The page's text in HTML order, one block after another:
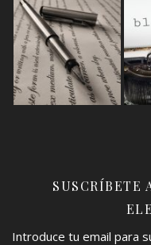
SUSCRÍBETE
Introduce tu email para